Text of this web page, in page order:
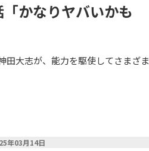
かなりヤバいかも
田大志が、能力を駆使してさまざま
年03月14日